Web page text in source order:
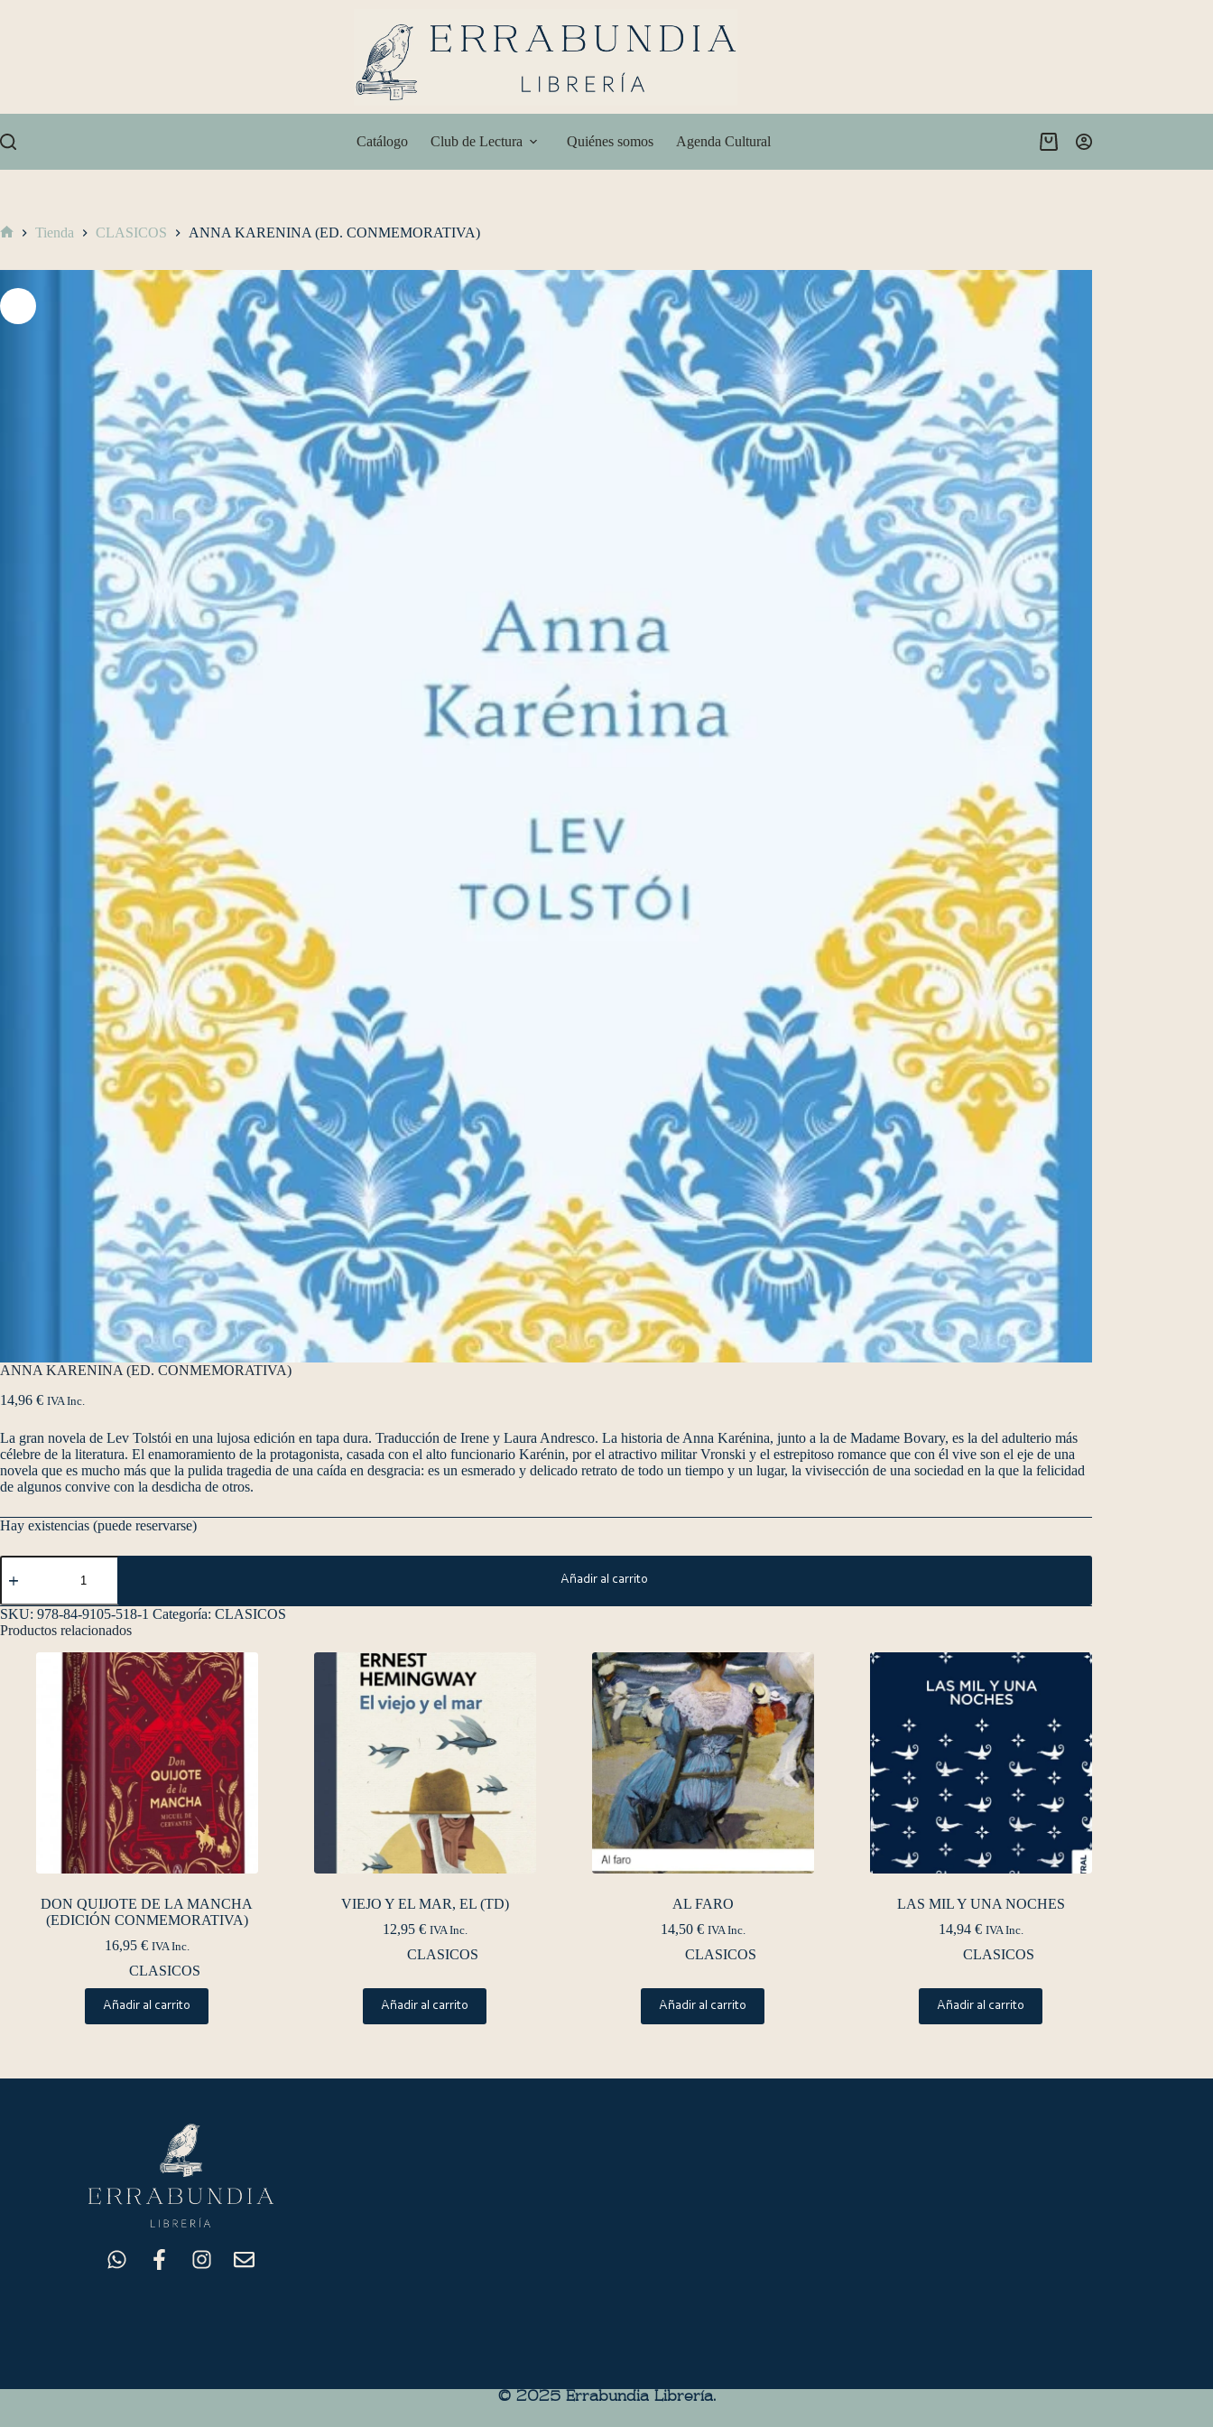
Catálogo Club de Lectura Quiénes somos Agenda Cultural
Tienda CLASICOS ANNA KARENINA (ED. CONMEMORATIVA)
ANNA KARENINA (ED. CONMEMORATIVA)
14,96 € IVA Inc.
La gran novela de Lev Tolstói en una lujosa edición en tapa dura. Traducción de Irene y Laura Andresco. La historia de Anna Karénina, junto a la de Madame Bovary, es la del adulterio más
célebre de la literatura. El enamoramiento de la protagonista, casada con el alto funcionario Karénin, por el atractivo militar Vronski y el estrepitoso romance que con él vive son el eje de una
novela que es mucho más que la pulida tragedia de una caída en desgracia: es un esmerado y delicado retrato de todo un tiempo y un lugar, la vivisección de una sociedad en la que la felicidad
de algunos convive con la desdicha de otros.
Hay existencias (puede reservarse)
Añadir al carrito
SKU: 978-84-9105-518-1 Categoría: CLASICOS
Productos relacionados
DON QUIJOTE DE LA MANCHA
(EDICIÓN CONMEMORATIVA)
16,95 € IVA Inc.
CLASICOS
Añadir al carrito
VIEJO Y EL MAR, EL (TD)
12,95 € IVA Inc.
CLASICOS
Añadir al carrito
AL FARO
14,50 € IVA Inc.
CLASICOS
Añadir al carrito
LAS MIL Y UNA NOCHES
14,94 € IVA Inc.
CLASICOS
Añadir al carrito
© 2025 Errabundia Librerìa.